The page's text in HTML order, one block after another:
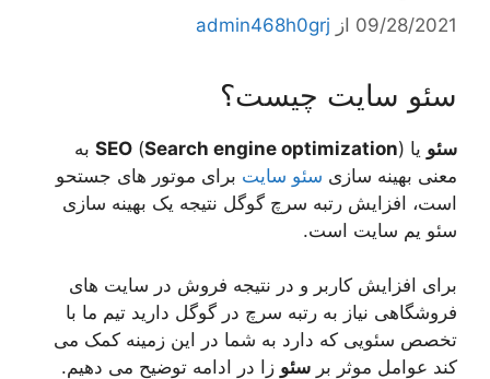
09/28/2021 از admin468h0grj
سئو سایت چیست؟
سئو یا SEO (Search engine optimization
) به
معنی بهینه سازی سئو سایت برای موتور های جستحو
است، افزایش رتبه سرچ گوگل نتیجه یک بهینه سازی
سئو یم سایت است.
برای افزایش کاربر و در نتیجه فروش در سایت های
فروشگاهی نیاز به رتبه سرچ در گوگل دارید تیم ما با
تخصص سئویی که دارد به شما در این زمینه کمک می
کند عوامل موثر بر سئو زا در ادامه توضیح می دهیم.